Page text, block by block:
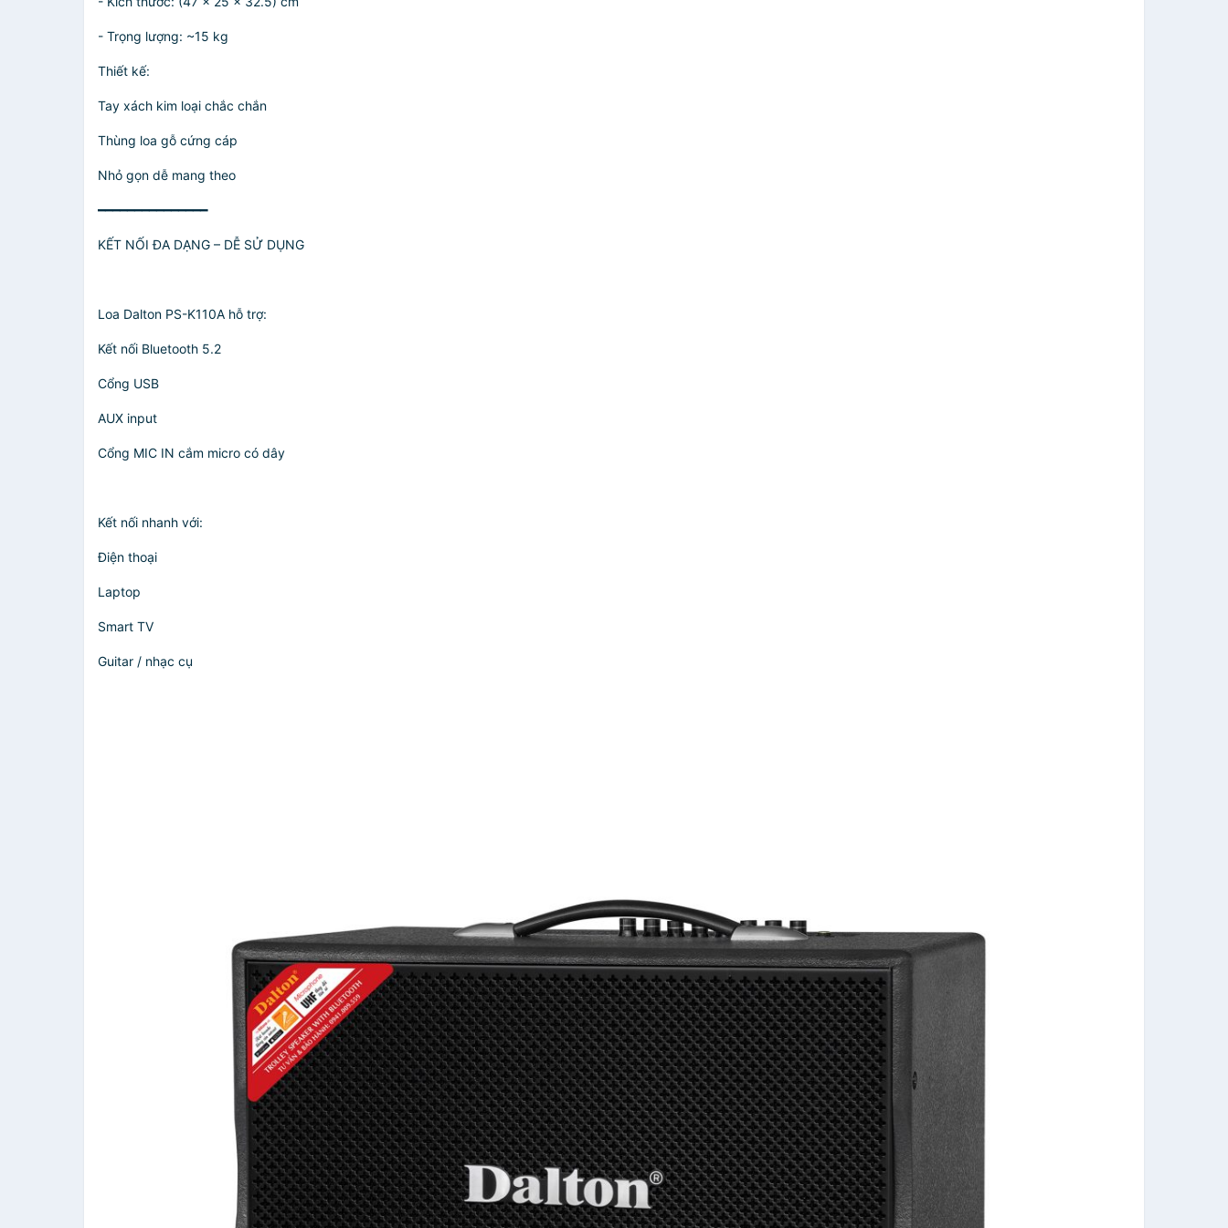
- Trọng lượng: ~15 kg
Thiết kế:
Tay xách kim loại chắc chắn
Thùng loa gỗ cứng cáp
Nhỏ gọn dễ mang theo
━━━━━━━━━━━━━━━
KẾT NỐI ĐA DẠNG – DỄ SỬ DỤNG
Loa Dalton PS-K110A hỗ trợ:
Kết nối Bluetooth 5.2
Cổng USB
AUX input
Cổng MIC IN cắm micro có dây
Kết nối nhanh với:
Điện thoại
Laptop
Smart TV
Guitar / nhạc cụ